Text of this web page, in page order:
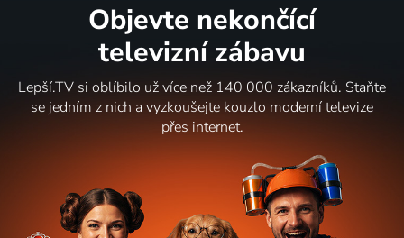
Objevte nekončící
televizní zábavu
Lepší.TV si oblíbilo už více než 140 000 zákazníků. Staňte
se jedním z nich a vyzkoušejte kouzlo moderní televize
přes internet.